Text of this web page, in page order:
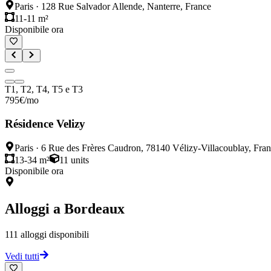
Paris · 128 Rue Salvador Allende, Nanterre, France
11-11 m²
Disponibile ora
T1, T2, T4, T5 e T3
795€/mo
Résidence Velizy
Paris · 6 Rue des Frères Caudron, 78140 Vélizy-Villacoublay,
13-34 m²
11 units
Disponibile ora
Alloggi a Bordeaux
111 alloggi disponibili
Vedi tutti